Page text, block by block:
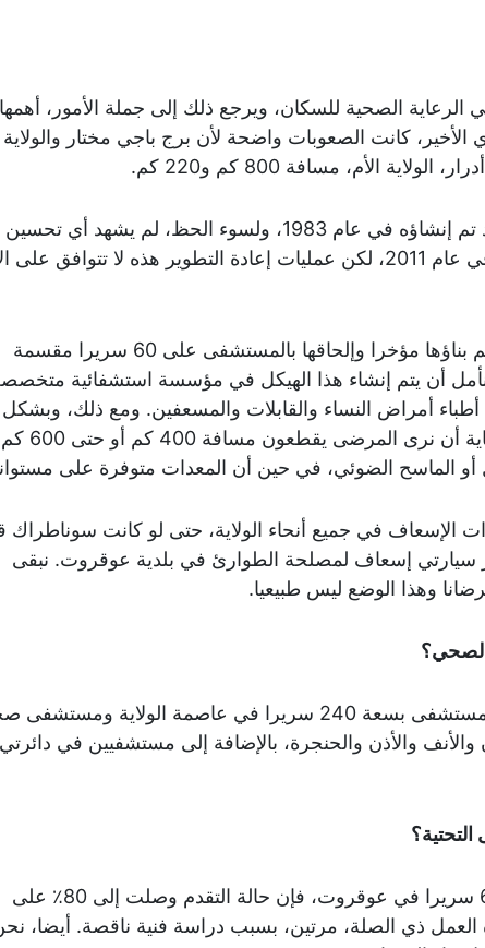
الرعاية الصحية للسكان، ويرجع ذلك إلى جملة الأمور، أهمها
الأخير، كانت الصعوبات واضحة لأن برج باجي مختار والولاية
الأم، مسافة 800 كم و220 كم.
يحتوي مستشفى تيميمون على 120 سريرا وقد تم إنشاؤه في عام 1983، ولسوء الحظ، لم يشهد أي
تجديد منذ ذلك الحين، باستثناء غرفة العمليات في عام 2011، لكن عمليات إعادة التطوير هذه لا
بالإضافة إلى ذلك، تحتوي مصلحة الولادة التي تم بناؤها مؤخرا وإلحاقها بالمستشفى على 60 سريرا مقسمة
أن يتم إنشاء هذا الهيكل في مؤسسة استشفائية
أمراض النساء والقابلات والمسعفين. ومع ذلك، وبشكل
نسجل نقصا في أطباء الأشعة، ومن المؤلم للغاية أن نرى المرضى يقطعون مسافة 400 كم أو حتى 600 كم
أو الماسح الضوئي، في حين أن المعدات متوفرة على
الإسعاف في جميع أنحاء الولاية، حتى لو كانت سوناطراك
سيارتي إسعاف لمصلحة الطوارئ في بلدية عوقروت. نبقى
وهذا الوضع ليس طبيعيا.
من المخطط إنشاء مستشفى بسعة 240 سريرا في عاصمة الولاية
والأنف والأذن والحنجرة، بالإضافة إلى مستشفيين في دائرتي
فيما يتعلق بإنشاء 60 سريرا في عوقروت، فإن حالة التقدم وصلت إلى 80٪ على
العمل ذي الصلة، مرتين، بسبب دراسة فنية ناقصة. أيضا،